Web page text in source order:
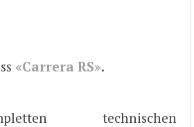
«Carrera RS».
technischen